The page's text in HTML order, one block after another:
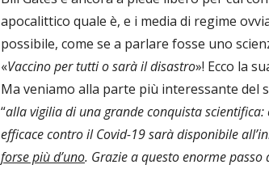
apocalittico quale è, e i media di regime
possibile, come se a parlare fosse uno
«Vaccino per tutti o sarà il disastro»! Ecco la
Ma veniamo alla parte più interessante del
“alla vigilia di una grande conquista
efficace contro il Covid-19 sarà disponibile
forse più d’uno. Grazie a questo enorme